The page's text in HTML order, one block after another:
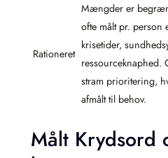
Rationeret
Mængder er
ofte målt pr. person
krisetider,
ressourceknaphed.
stram prioritering,
afmålt til behov.
Målt Krydsord